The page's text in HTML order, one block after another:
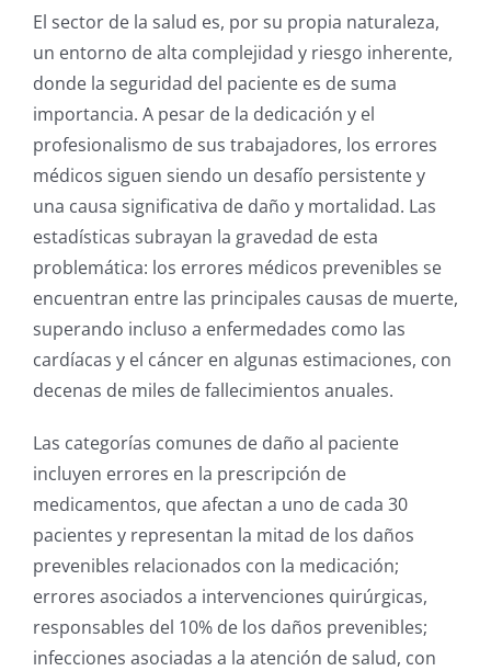
El sector de la salud es, por su propia naturaleza,
un entorno de alta complejidad y riesgo inherente,
donde la seguridad del paciente es de suma
importancia. A pesar de la dedicación y el
profesionalismo de sus trabajadores, los errores
médicos siguen siendo un desafío persistente y
una causa significativa de daño y mortalidad. Las
estadísticas subrayan la gravedad de esta
problemática: los errores médicos prevenibles se
encuentran entre las principales causas de muerte,
superando incluso a enfermedades como las
cardíacas y el cáncer en algunas estimaciones, con
decenas de miles de fallecimientos anuales.
Las categorías comunes de daño al paciente
incluyen errores en la prescripción de
medicamentos, que afectan a uno de cada 30
pacientes y representan la mitad de los daños
prevenibles relacionados con la medicación;
errores asociados a intervenciones quirúrgicas,
responsables del 10% de los daños prevenibles;
infecciones asociadas a la atención de salud, con